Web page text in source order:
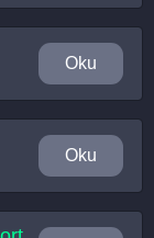
Oku
Oku